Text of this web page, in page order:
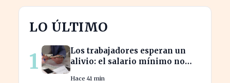
LO ÚLTIMO
1
Los trabajadores esperan un
alivio: el salario mínimo no
Hace 41 min